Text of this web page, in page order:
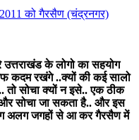
को गैरसैण (चंद्रनगर)
के लोगो का सहयोग
कदम रखंगे ..क्यों की कई सालो
तो सोचा क्यों न इसे.. एक ठीक
सोचा जा सकता है.. और इस
अलग जगहों से आ कर गैरसैण में